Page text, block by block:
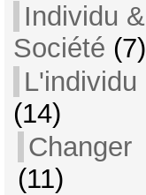
Individu &
Société (7)
L'individu
(14)
Changer
(11)